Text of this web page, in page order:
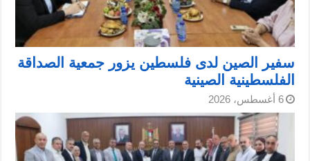
سفير الصين لدى فلسطين يزور جمعية الصداقة
الفلسطينية الصينية
6 أغسطس، 2026